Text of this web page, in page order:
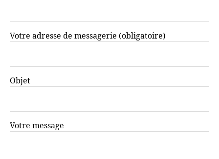
Votre adresse de messagerie (obligatoire)
Objet
Votre message